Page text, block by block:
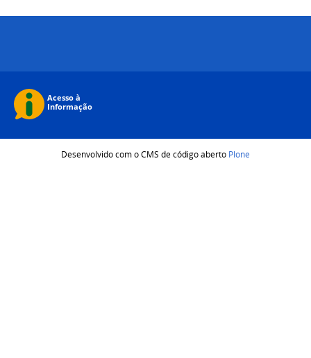
Desenvolvido com o CMS de código aberto Plone